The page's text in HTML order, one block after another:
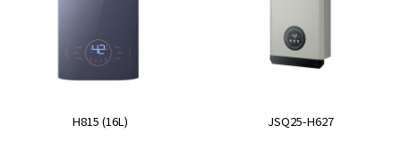
H815 (16L) JSQ25-H627